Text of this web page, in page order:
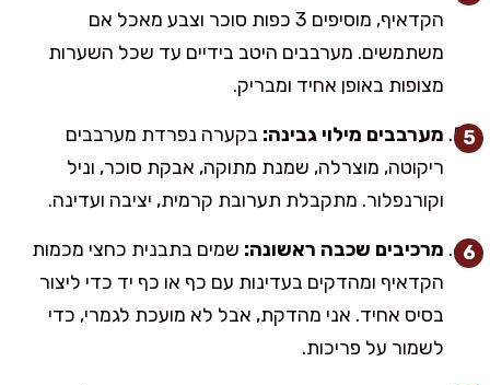
הקדאיף, מוסיפים 3 כפות סוכר וצבע מאכל אם
משתמשים. מערבבים היטב בידיים עד שכל השערות
מצופות באופן אחיד ומבריק.
מערבבים מילוי גבינה: בקערה נפרדת מערבבים
ריקוטה, מוצרלה, שמנת מתוקה, אבקת סוכר, וניל
וקורנפלור. מתקבלת תערובת קרמית, יציבה ועדינה.
מרכיבים שכבה ראשונה: שמים בתבנית כחצי מכמות
הקדאיף ומהדקים בעדינות עם כף או כף יד כדי ליצור
בסיס אחיד. אני מהדקת, אבל לא מועכת לגמרי, כדי
לשמור על פריכות.